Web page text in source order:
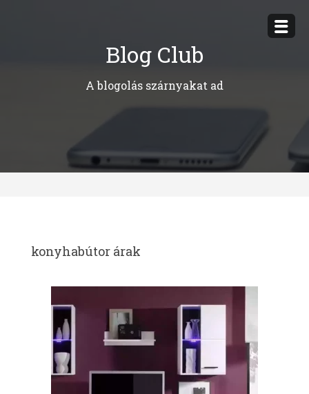
Blog Club
A blogolás szárnyakat ad
konyhabútor árak